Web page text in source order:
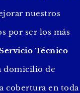
nuestros
por ser los más
Técnico
domicilio de
cobertura en toda